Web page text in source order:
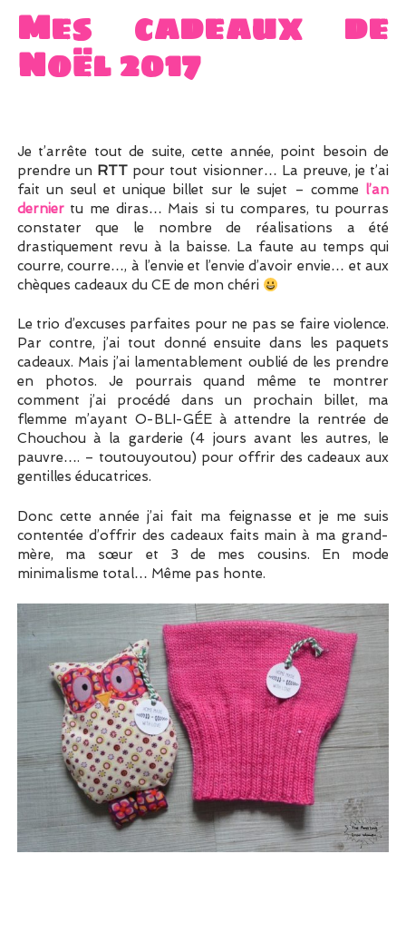
Mes cadeaux de
Noël 2017
Je t’arrête tout de suite, cette année, point besoin de
prendre un RTT pour tout visionner… La preuve, je t’ai
fait un seul et unique billet sur le sujet – comme l’an
derniertu me diras… Mais si tu compares, tu pourras
constater que le nombre de réalisations a été
drastiquement revu à la baisse. La faute au temps qui
courre, courre…, à l’envie et l’envie d’avoir envie… et aux
chèques cadeaux du CE de mon chéri
Le trio d’excuses parfaites pour ne pas se faire violence.
Par contre, j’ai tout donné ensuite dans les paquets
cadeaux. Mais j’ai lamentablement oublié de les prendre
en photos. Je pourrais quand même te montrer
comment j’ai procédé dans un prochain billet, ma
flemme m’ayant O-BLI-GÉE à attendre la rentrée de
Chouchou à la garderie (4 jours avant les autres, le
pauvre…. – toutouyoutou) pour offrir des cadeaux aux
gentilles éducatrices.
Donc cette année j’ai fait ma feignasse et je me suis
contentée d’offrir des cadeaux faits main à ma grand-
mère, ma sœur et 3 de mes cousins. En mode
minimalisme total… Même pas honte.